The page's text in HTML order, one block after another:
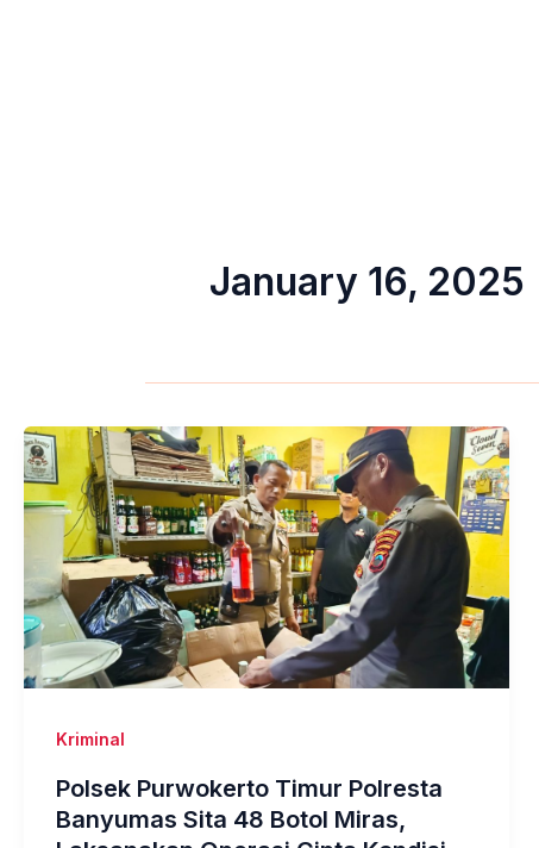
January 16, 2025
Kriminal
Polsek Purwokerto Timur Polresta
Banyumas Sita 48 Botol Miras,